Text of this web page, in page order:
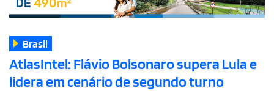
Brasil
AtlasIntel: Flávio Bolsonaro supera Lula e
lidera em cenário de segundo turno